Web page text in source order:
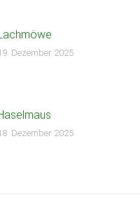
Dezember 2025
Dezember 2025